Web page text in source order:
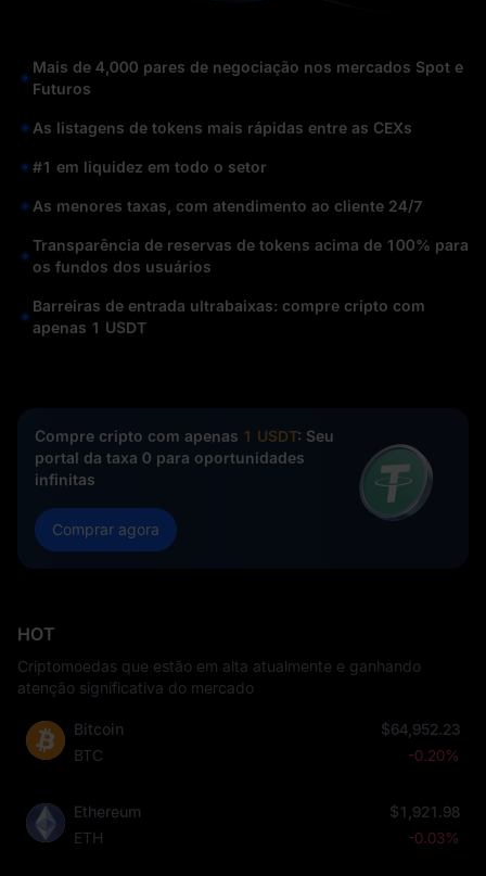
Mais de 4,000 pares de negociação nos mercados Spot e
Futuros
As listagens de tokens mais rápidas entre as CEXs
#1 em liquidez em todo o setor
As menores taxas, com atendimento ao cliente 24/7
Transparência de reservas de tokens acima de 100% para
os fundos dos usuários
Barreiras de entrada ultrabaixas: compre cripto com
apenas 1 USDT
Compre cripto com apenas 1 USDT: Seu
portal da taxa 0 para oportunidades
infinitas
Comprar agora
HOT
Criptomoedas que estão em alta atualmente e ganhando
atenção significativa do mercado
Bitcoin
BTC
$64,952.23
-0.20%
Ethereum
ETH
$1,921.98
-0.03%